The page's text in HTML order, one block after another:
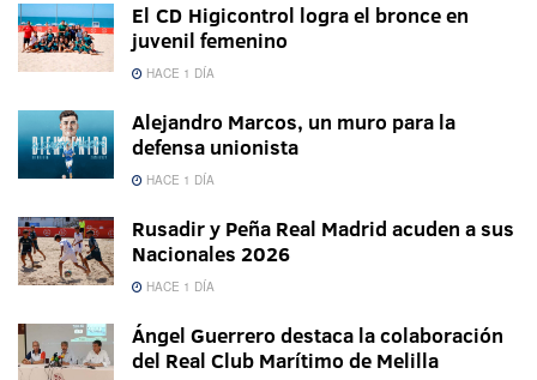
El CD Higicontrol logra el bronce en
juvenil femenino
HACE 1 DÍA
Alejandro Marcos, un muro para la
defensa unionista
HACE 1 DÍA
Rusadir y Peña Real Madrid acuden a sus
Nacionales 2026
HACE 1 DÍA
Ángel Guerrero destaca la colaboración
del Real Club Marítimo de Melilla